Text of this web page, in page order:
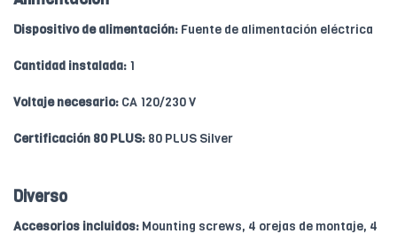
Dispositivo de alimentación: Fuente de alimentación eléctrica
Cantidad instalada: 1
Voltaje necesario: CA 120/230 V
Certificación 80 PLUS: 80 PLUS Silver
Diverso
Accesorios incluidos: Mounting screws, 4 orejas de montaje, 4